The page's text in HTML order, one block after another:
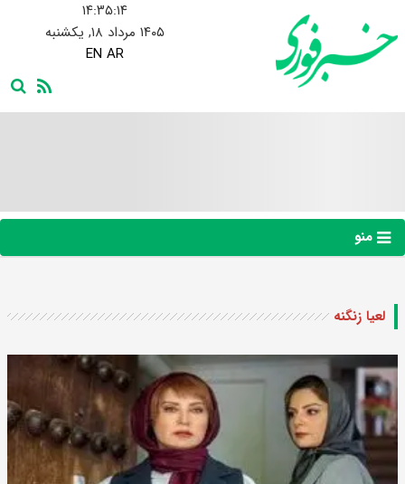
۱۴:۳۵:۱۵
۱۴۰۵ مرداد ۱۸, یکشنبه
EN AR
منو
لعیا زنگنه